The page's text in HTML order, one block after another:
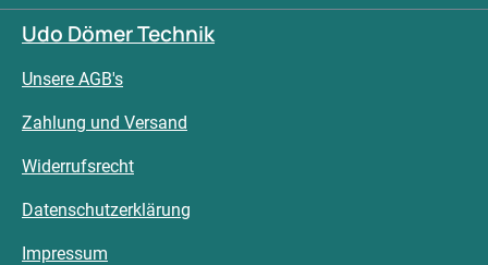
Udo Dömer Technik
Unsere AGB's
Zahlung und Versand
Widerrufsrecht
Datenschutzerklärung
Impressum